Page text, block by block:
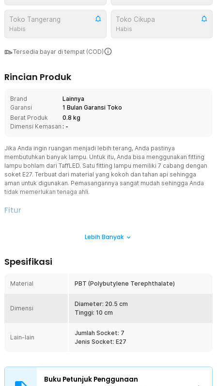
Toko Tangerang
Habis
Toko Cikupa
Habis
Tersedia bayar di tempat (COD)
Rincian Produk
Brand
Lainnya
Garansi
1 Bulan Garansi Toko
Berat Produk
0.8 kg
Dimensi Kemasan : -
Jika Anda ingin ruangan menjadi lebih terang, Anda pastinya
membutuhkan banyak lampu. Untuk itu, Anda bisa menggunakan fitting
lampu bohlam dari TaffLED. Satu fitting lampu memiliki 7 cabang dengan
soket E27. Terbuat dari material yang kokoh dan tahan api sehingga
aman untuk digunakan. Pemasangannya sangat mudah sehingga Anda
tidak memerlukan tenaga ahli.
Fitur
Fitting lampu memiliki soket E27 yang universal. Fitting ini dapat
kebebasan untuk menyesuaikan pencahayaan sesuai dengan
Cahaya Lebih Terang Merata
seluruh ruangan. Membuat ruangan Anda menjadi terang.
Cocok digunakan untuk studio yang memerlukan pencahayaan
Material Berkualitas
material tidak mendukung perambatan api dan dapat
memadamkan diri sendiri setelah sumber panas
Lebih Banyak
Spesifikasi
Material PBT (Polybutylene Terephthalate)
Dimensi
Diameter: 20.5 cm
Tinggi: 10 cm
Lain-lain
Jumlah Socket: 7
Jenis Socket: E27
Buku Petunjuk Penggunaan